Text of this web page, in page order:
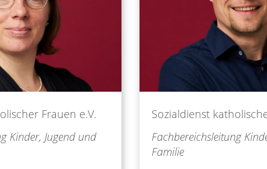
Frauen e.V.
Kinder, Jugend und
Sozialdienst
Fachbereichsleitung
Familie